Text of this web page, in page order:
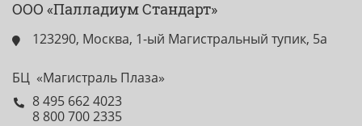
ООО «Палладиум Стандарт»
123290, Москва, 1-ый Магистральный тупик, 5а
БЦ «Магистраль Плаза»
8 495 662 4023
8 800 700 2335